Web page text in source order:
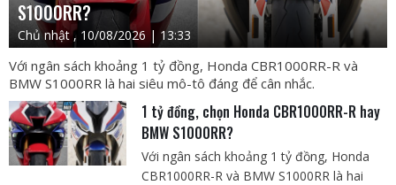
S1000RR?
Chủ nhật , 10/08/2026 | 13:33
Với ngân sách khoảng 1 tỷ đồng, Honda CBR1000RR-R và
BMW S1000RR là hai siêu mô-tô đáng để cân nhắc.
1 tỷ đồng, chọn Honda CBR1000RR-R hay
BMW S1000RR?
Với ngân sách khoảng 1 tỷ đồng, Honda
CBR1000RR-R và BMW S1000RR là hai